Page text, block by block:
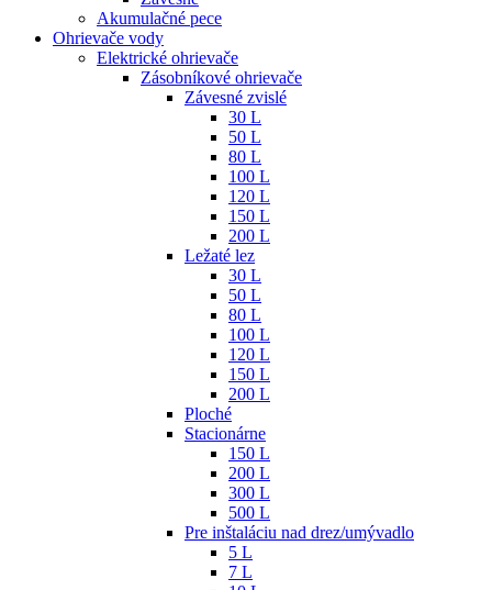
Akumulačné pece
Ohrievače vody
Elektrické ohrievače
Zásobníkové ohrievače
Závesné zvislé
30 L
50 L
80 L
100 L
120 L
150 L
200 L
Ležaté lez
30 L
50 L
80 L
100 L
120 L
150 L
200 L
Ploché
Stacionárne
150 L
200 L
300 L
500 L
Pre inštaláciu nad drez/umývadlo
5 L
7 L